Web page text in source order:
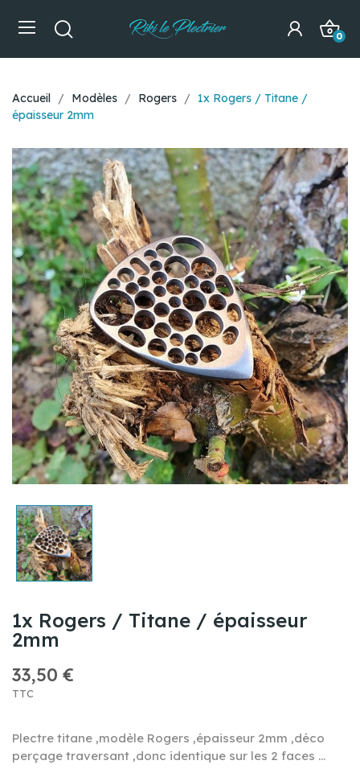
0
Accueil Modèles Rogers
1x Rogers / Titane /
épaisseur 2mm
1x Rogers / Titane / épaisseur
2mm
33,50 €
TTC
Plectre titane ,modèle Rogers ,épaisseur 2mm ,déco
perçage traversant ,donc identique sur les 2 faces ...